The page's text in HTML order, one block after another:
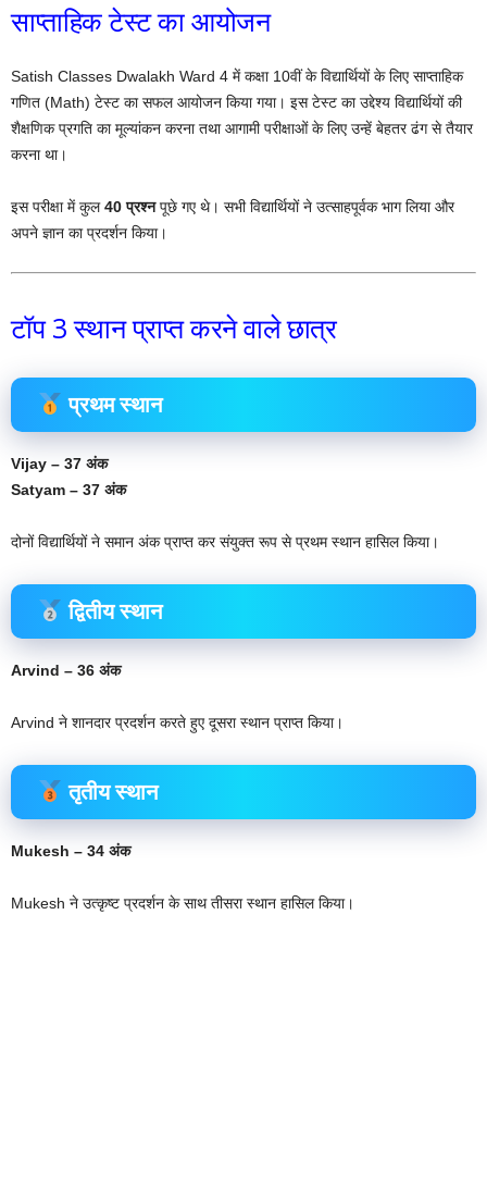
साप्ताहिक टेस्ट का आयोजन
Satish Classes Dwalakh Ward 4 में कक्षा 10वीं के विद्यार्थियों के लिए साप्ताहिक
गणित (Math) टेस्ट का सफल आयोजन किया गया। इस टेस्ट का उद्देश्य विद्यार्थियों की
शैक्षणिक प्रगति का मूल्यांकन करना तथा आगामी परीक्षाओं के लिए उन्हें बेहतर ढंग से तैयार
करना था।
इस परीक्षा में कुल40 प्रश्नपूछे गए थे। सभी विद्यार्थियों ने उत्साहपूर्वक भाग लिया और
अपने ज्ञान का प्रदर्शन किया।
टॉप 3 स्थान प्राप्त करने वाले छात्र
प्रथम स्थान
Vijay – 37 अंक
Satyam – 37 अंक
दोनों विद्यार्थियों ने समान अंक प्राप्त कर संयुक्त रूप से प्रथम स्थान हासिल किया।
द्वितीय स्थान
Arvind – 36 अंक
Arvind ने शानदार प्रदर्शन करते हुए दूसरा स्थान प्राप्त किया।
तृतीय स्थान
Mukesh – 34 अंक
Mukesh ने उत्कृष्ट प्रदर्शन के साथ तीसरा स्थान हासिल किया।